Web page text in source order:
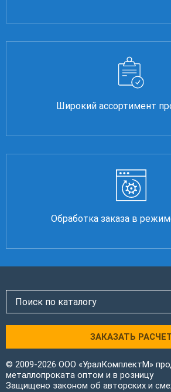
Широкий ассортимент
Обработка заказа в
ЗАКАЗАТЬ
© 2009-2026 ООО «УралКомплектМ»
металлопроката оптом и в розницу
Защищено законом об авторских и